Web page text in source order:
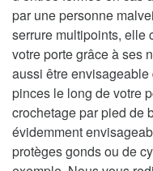
par une personne
serrure multipoints, elle
votre porte grâce à ses
aussi être envisageable
pinces le long de votre
crochetage par pied de
évidemment
protèges gonds ou de